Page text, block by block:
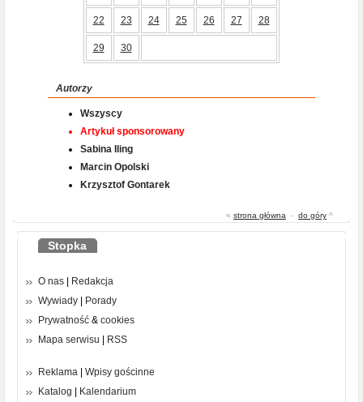
22 23 24 25 26 27 28
29 30
Autorzy
Wszyscy
Artykuł sponsorowany
Sabina Iling
Marcin Opolski
Krzysztof Gontarek
« strona główna - do góry ^
Stopka
O nas
Redakcja
Wywiady
Porady
Prywatność & cookies
Mapa serwisu
RSS
Reklama
Wpisy gościnne
Katalog
Kalendarium